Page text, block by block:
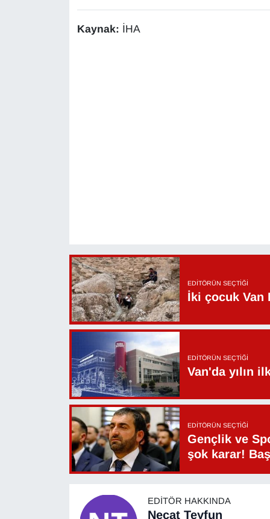
Kaynak: İHA
EDITÖRÜN SEÇTIĞI
İki çocuk Van
EDITÖRÜN SEÇTIĞI
Van'da yılın
EDITÖRÜN SEÇTIĞI
Gençlik ve
şok karar!
EDITÖR HAKKINDA
Necat Teyfun